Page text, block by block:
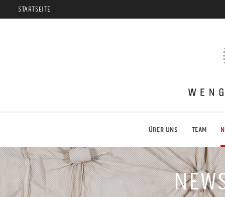
STARTSEITE
ÜBER UNS TEAM